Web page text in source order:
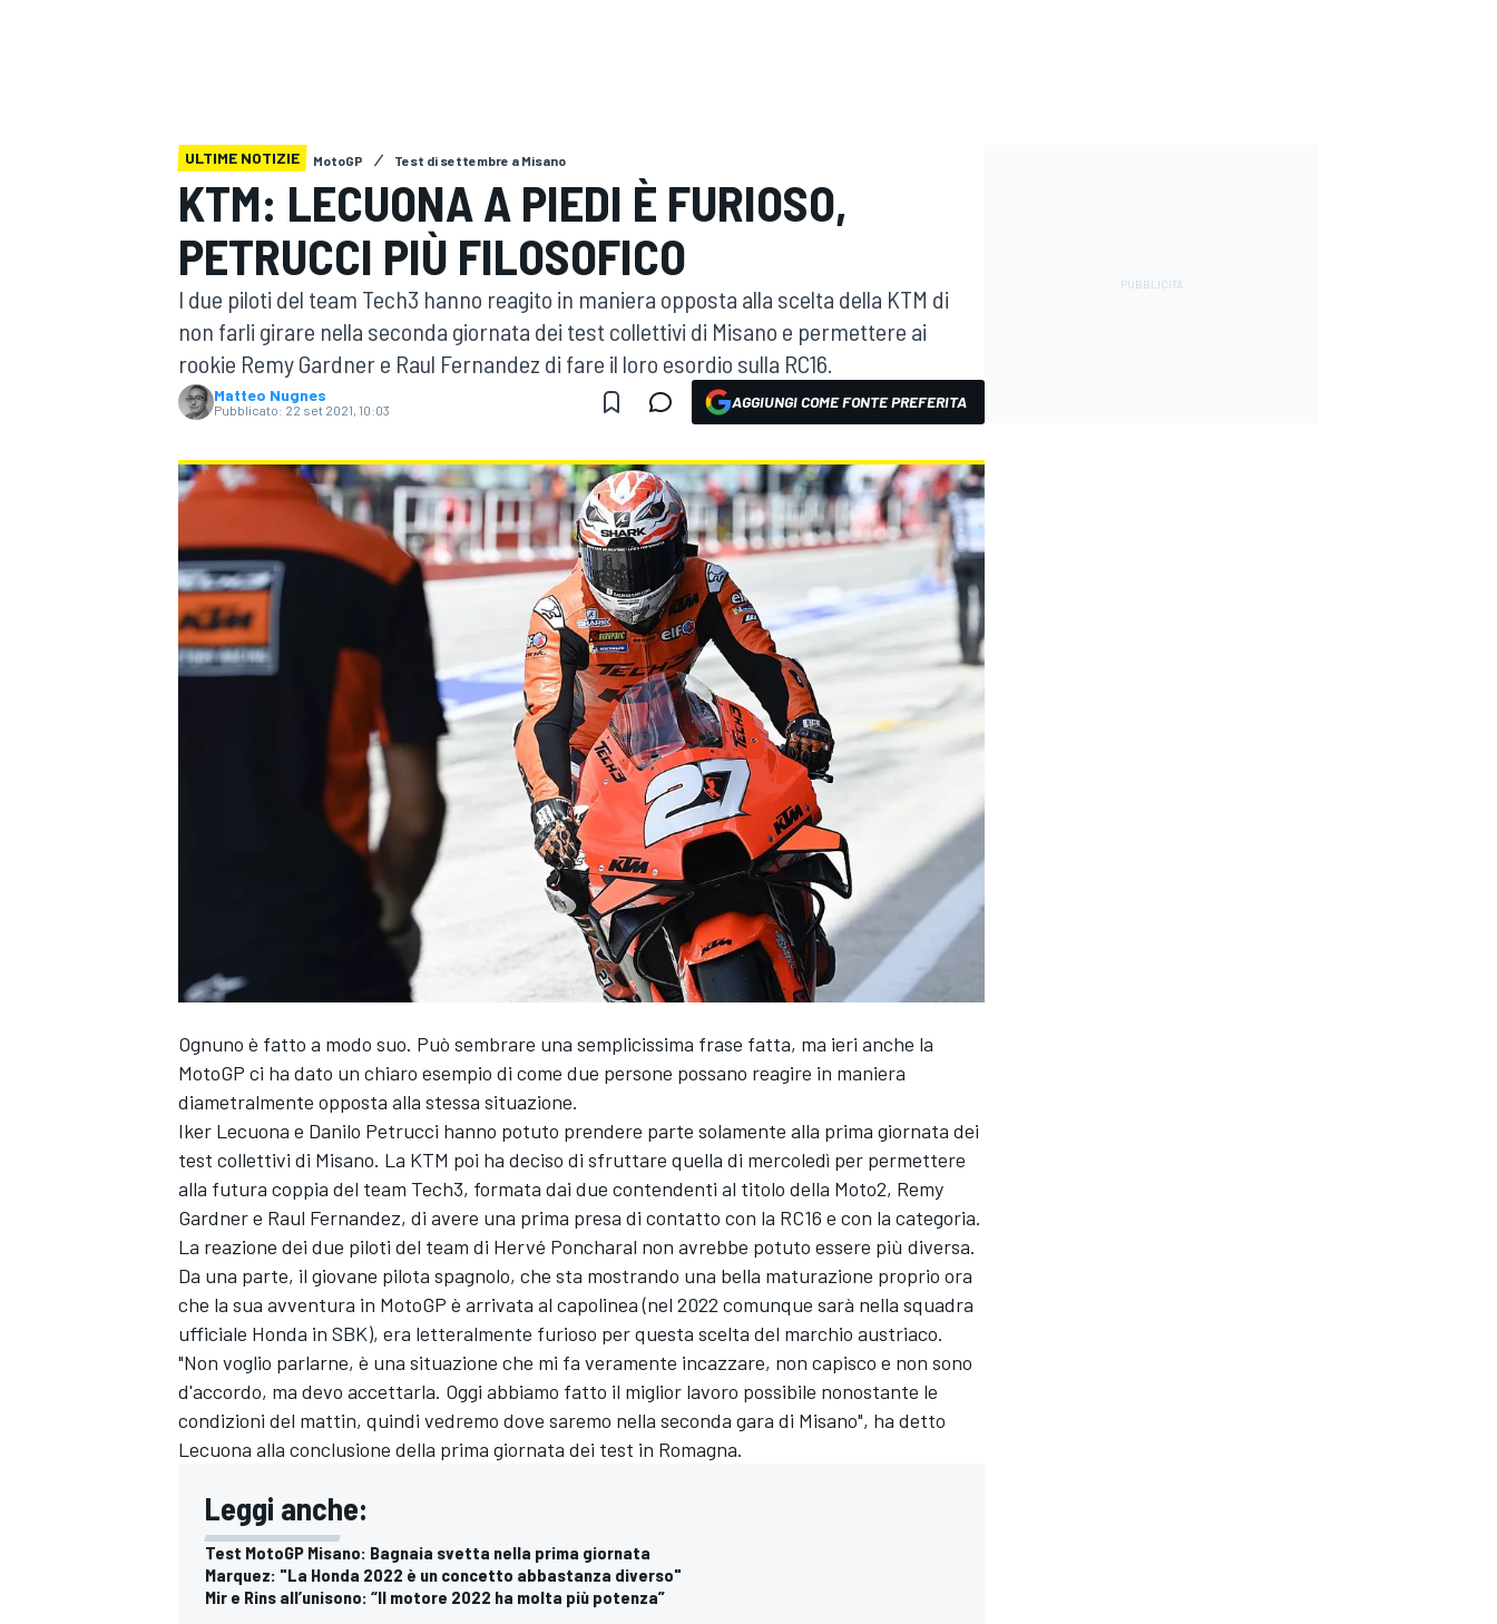
WRC
MONOPOSTO
ULTIME NOTIZIE MotoGP Test di settembre a Misano
KTM: LECUONA A PIEDI È FURIOSO,
PETRUCCI PIÙ FILOSOFICO
I due piloti del team Tech3 hanno reagito in maniera opposta alla scelta della KTM di
non farli girare nella seconda giornata dei test collettivi di Misano e permettere ai
rookie Remy Gardner e Raul Fernandez di fare il loro esordio sulla RC16.
Matteo Nugnes
Pubblicato: 22 set 2021, 10:03 AGGIUNGI COME FONTE PREFERITA
Ognuno è fatto a modo suo. Può sembrare una semplicissima frase fatta, ma ieri anche la
MotoGP ci ha dato un chiaro esempio di come due persone possano reagire in maniera
diametralmente opposta alla stessa situazione.
Iker Lecuona e Danilo Petrucci hanno potuto prendere parte solamente alla prima giornata dei
test collettivi di Misano. La KTM poi ha deciso di sfruttare quella di mercoledì per permettere
alla futura coppia del team Tech3, formata dai due contendenti al titolo della Moto2, Remy
Gardner e Raul Fernandez, di avere una prima presa di contatto con la RC16 e con la categoria.
La reazione dei due piloti del team di Hervé Poncharal non avrebbe potuto essere più diversa.
Da una parte, il giovane pilota spagnolo, che sta mostrando una bella maturazione proprio ora
che la sua avventura in MotoGP è arrivata al capolinea (nel 2022 comunque sarà nella squadra
ufficiale Honda in SBK), era letteralmente furioso per questa scelta del marchio austriaco.
"Non voglio parlarne, è una situazione che mi fa veramente incazzare, non capisco e non sono
d'accordo, ma devo accettarla. Oggi abbiamo fatto il miglior lavoro possibile nonostante le
condizioni del mattin, quindi vedremo dove saremo nella seconda gara di Misano", ha detto
Lecuona alla conclusione della prima giornata dei test in Romagna.
Leggi anche:
Test MotoGP Misano: Bagnaia svetta nella prima giornata
Marquez: "La Honda 2022 è un concetto abbastanza diverso"
Mir e Rins all’unisono: “Il motore 2022 ha molta più potenza”